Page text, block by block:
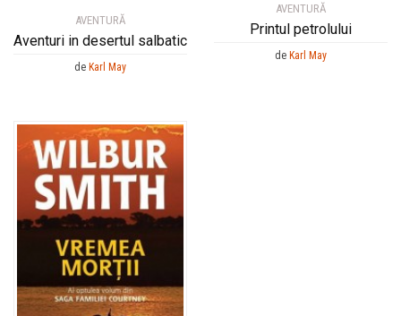
AVENTURĂ
Aventuri in desertul salbatic
de Karl May
AVENTURĂ
Printul petrolului
de Karl May